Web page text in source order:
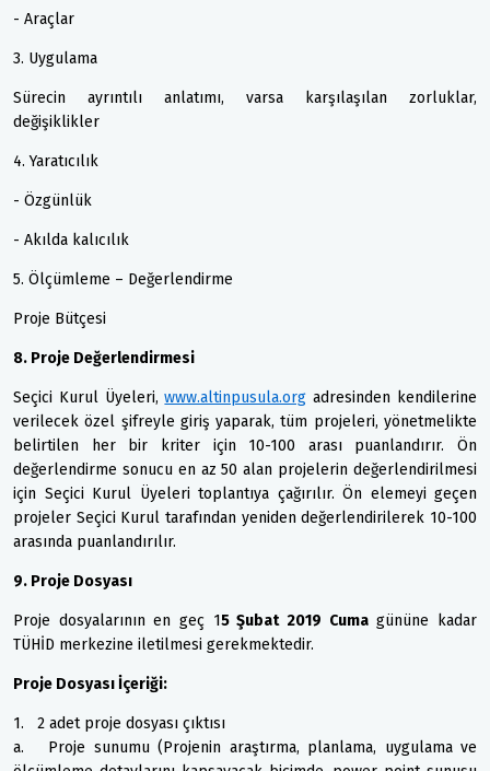
- Araçlar
3. Uygulama
Sürecin ayrıntılı anlatımı, varsa karşılaşılan zorluklar,
değişiklikler
4. Yaratıcılık
- Özgünlük
- Akılda kalıcılık
5. Ölçümleme – Değerlendirme
Proje Bütçesi
8. Proje Değerlendirmesi
Seçici Kurul Üyeleri,www.altinpusula.org adresinden kendilerine
verilecek özel şifreyle giriş yaparak, tüm projeleri, yönetmelikte
belirtilen her bir kriter için 10-100 arası puanlandırır. Ön
değerlendirme sonucu en az 50 alan projelerin değerlendirilmesi
için Seçici Kurul Üyeleri toplantıya çağırılır. Ön elemeyi geçen
projeler Seçici Kurul tarafından yeniden değerlendirilerek 10-100
arasında puanlandırılır.
9. Proje Dosyası
Proje dosyalarının en geç 15 Şubat 2019 Cumagününe kadar
TÜHİD merkezine iletilmesi gerekmektedir.
Proje Dosyası İçeriği:
1. 2 adet proje dosyası çıktısı
a. Proje sunumu (Projenin araştırma, planlama, uygulama ve